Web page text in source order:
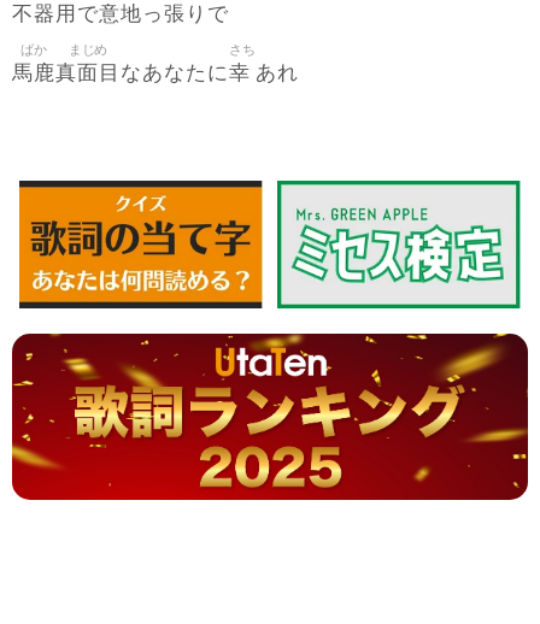
不器用 で意地っ張 りで
馬鹿
ばか
真面目
まじめ
なあなたに幸
さち
あれ